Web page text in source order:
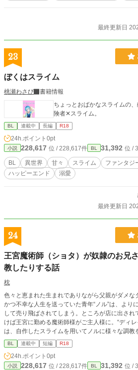
最終更新日
23
ぼくはスライム
桃瀬わさび
書籍情報
ちょっとおばかなスライムの
険者✕スライム。
BL 連載中 長編 R18
24h.ポイント 0pt
小説 228,617 位 / 228,617件 BL 31,392 位 /
BL 異世界 甘々 スライム ファンタジ
ハッピーエンド
溺愛
最終更新日
24
王宮魔術師（ショタ）が奴隷のお兄
教したりする話
枕
色々と恵まれた生まれでありながら父親がダメな
かつ不幸な人生を送っていた青年“ノル”は、より
して売り飛ばされてしまう。ところが店に出さ
けば王宮に勤める魔術師様がご主人様に。“ディ
は、自作したスライムを用いてノルに様々な調教
BL 連載中 短編 R18
24h.ポイント 0pt
小説 228,617 位 / 228,617件 BL 31,392 位 /